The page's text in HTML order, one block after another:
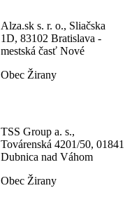
Alza.sk s. r. o., Sliačska
1D, 83102 Bratislava -
mestská časť Nové
Obec Žirany
TSS Group a. s.,
Továrenská 4201/50, 01841
Dubnica nad Váhom
Obec Žirany